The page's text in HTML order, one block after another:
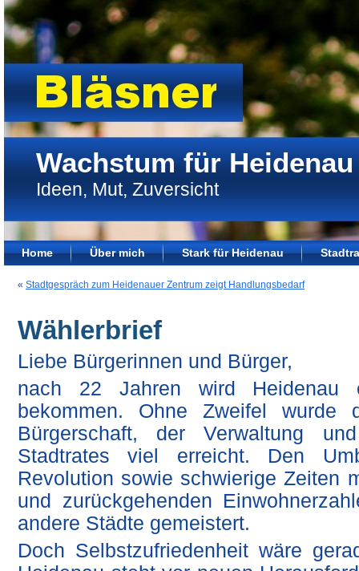
Wachstum für Heidenau
Ideen, Mut, Zuversicht
Home Über mich Stark für Heidenau
« Stadtgespräch zum Heidenauer Zentrum zeigt Handlungsbedarf
Wählerbrief
Liebe Bürgerinnen und Bürger,
nach 22 Jahren wird Heidenau
bekommen. Ohne Zweifel wurde
Bürgerschaft, der Verwaltung
Stadtrates viel erreicht. Den
Revolution sowie schwierige Zeiten
und zurückgehenden
andere Städte gemeistert.
Doch Selbstzufriedenheit wäre